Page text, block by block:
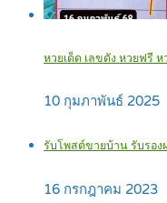
หวยเด็ด เลขดัง หวยฟรี
10 กุมภาพันธ์ 2025
รับโพสต์ขายบ้าน รับรอง
16 กรกฎาคม 2023